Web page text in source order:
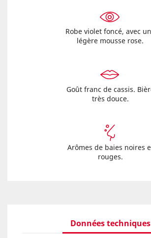
Robe violet foncé, avec
légère mousse rose.
Goût franc de cassis.
très douce.
Arômes de baies noires
rouges.
Données techniques